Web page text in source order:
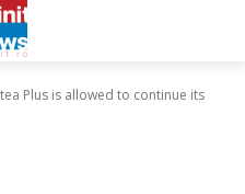
Plus is allowed to continue its